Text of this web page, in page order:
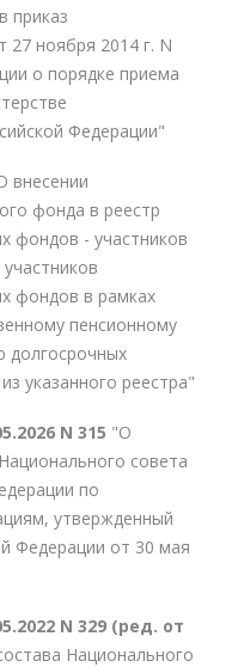
приказ
27 ноября 2014 г. N
о порядке приема
Федерации"
внесении
фонда в реестр
фондов - участников
фондов в рамках
пенсионному
долгосрочных
указанного реестра"
N 315 "О
совета
по
утвержденный
Федерации от 30 мая
N 329 (ред. от
Национального